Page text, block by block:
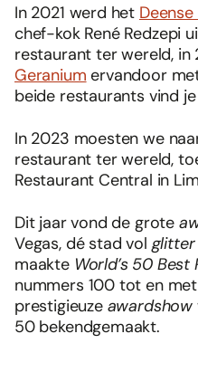
In 2021 werd het
chef-kok René Redzepi
restaurant ter wereld, in
Geranium ervandoor
beide restaurants vind
In 2023 moesten we
restaurant ter wereld,
Restaurant Central in
Dit jaar vond de grote
Vegas, dé stad volglitter
maakte World’s 50 Best
nummers 100 tot en
prestigieuze awardshow
50 bekendgemaakt.